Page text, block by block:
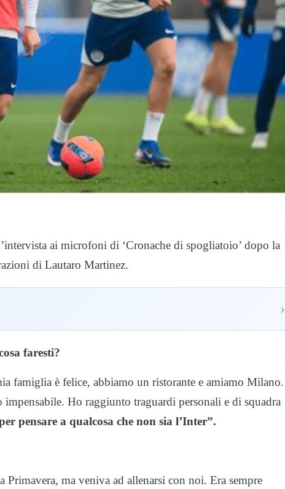
ai microfoni di ‘Cronache di spogliatoio’ dopo la
di Lautaro Martinez.
›
faresti?
famiglia è felice, abbiamo un ristorante e amiamo Milano.
Ho raggiunto traguardi personali e di squadra
pensare a qualcosa che non sia l’Inter”.
Primavera, ma veniva ad allenarsi con noi. Era sempre